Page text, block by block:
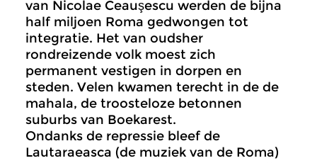
van Nicolae Ceauşescu werden de bijna
half miljoen Roma gedwongen tot
integratie. Het van oudsher
rondreizende volk moest zich
permanent vestigen in dorpen en
steden. Velen kwamen terecht in de de
mahala, de troosteloze betonnen
suburbs van Boekarest.
Ondanks de repressie bleef de
Lautaraeasca (de muziek van de Roma)